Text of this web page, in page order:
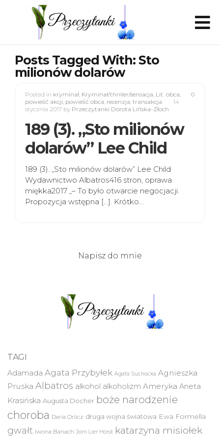
Posts Tagged With: Sto
milionów dolarów
0
Posted in kryminał, Kryminał/thriller/sensacja, Lit. obca,
powieść akcji, powieść obca, recenzja, transakcja
14
stycznia 2017 by Przeczytanki Dorota Lińska-Złoch
189 (3). „Sto milionów
dolarów” Lee Child
189 (3). „Sto milionów dolarów” Lee Child
Wydawnictwo Albatros416 stron, oprawa
miękka2017 „– To było otwarcie negocjacji.
Propozycja wstępna […]. Krótko…
Napisz do mnie
TAGI
Adamada Agata Przybyłek Agata Suchocka Agnieszka
Pruska Albatros alkohol alkoholizm Ameryka Aneta
Krasińska Augusta Docher boże narodzenie
choroba Daria Orlicz druga wojna światowa Ewa Formella
gwałt Iwona Banach Jorn Lier Horst katarzyna misiołek